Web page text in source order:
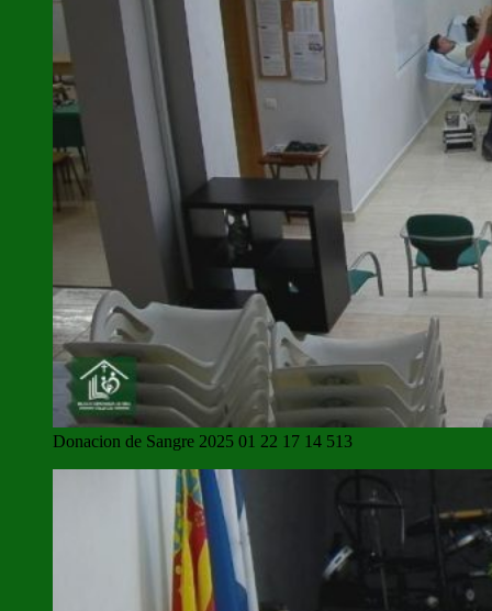
Donacion de Sangre 2025 01 22 17 14 513